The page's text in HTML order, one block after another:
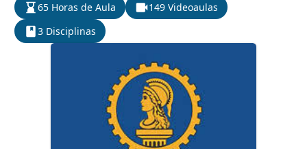
65 Horas de Aula
149 Videoaulas
3 Disciplinas